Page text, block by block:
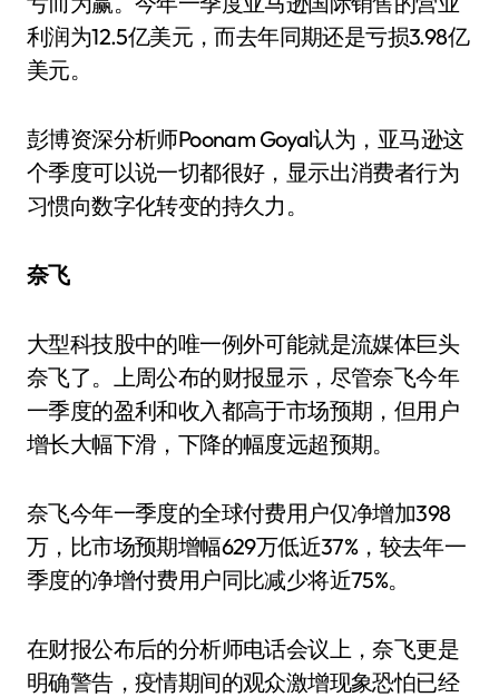
利润为12.5亿美元，而去年同期还是亏损3.98亿
美元。
彭博资深分析师Poonam Goyal认为，亚马逊这
个季度可以说一切都很好，显示出消费者行为
习惯向数字化转变的持久力。
奈飞
大型科技股中的唯一例外可能就是流媒体巨头
奈飞了。上周公布的财报显示，尽管奈飞今年
一季度的盈利和收入都高于市场预期，但用户
增长大幅下滑，下降的幅度远超预期。
奈飞今年一季度的全球付费用户仅净增加398
万，比市场预期增幅629万低近37%，较去年一
季度的净增付费用户同比减少将近75%。
在财报公布后的分析师电话会议上，奈飞更是
明确警告，疫情期间的观众激增现象恐怕已经